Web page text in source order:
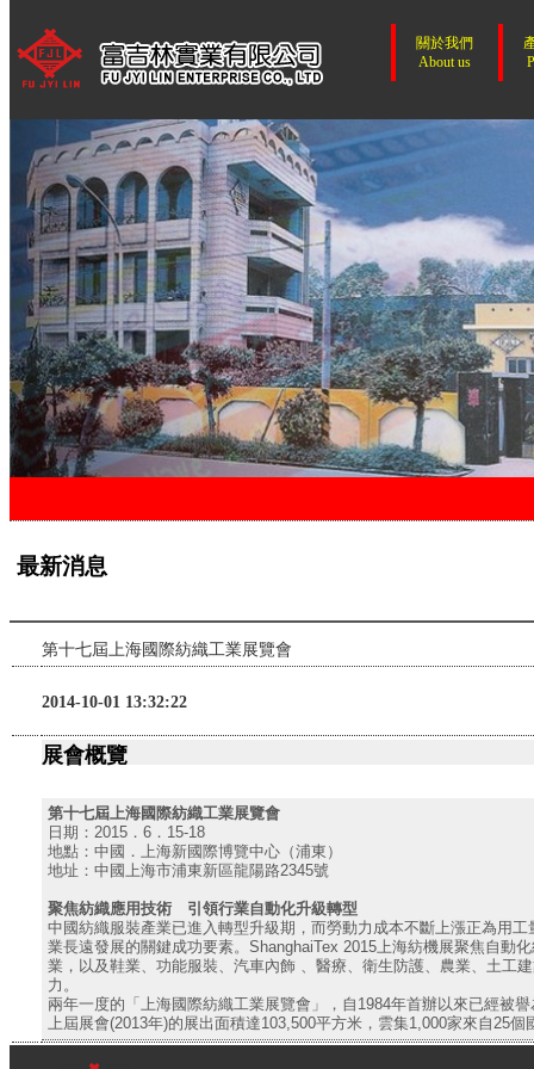
關於我們
About us
最新消息
第十七屆上海國際紡織工業展覽會
2014-10-01 13:32:22
展會概覽
第十七屆上海國際紡織工業展覽會
日期：2015．6．15-18
地點：中國．上海新國際博覽中心（浦東）
地址：中國上海市浦東新區龍陽路2345號
聚焦紡織應用技術 引領行業自動化升級轉型
中國紡織服裝產業已進入轉型升級期，而勞動力成本不斷上漲正為用
業長遠發展的關鍵成功要素。ShanghaiTex 2015上海紡機展聚焦自動
業，以及鞋業、功能服裝、汽車內飾 、醫療、衛生防護、農業、土工
力。
兩年一度的「上海國際紡織工業展覽會」，自1984年首辦以來已經被
上屆展會(2013年)的展出面積達103,500平方米，雲集1,000家來自25